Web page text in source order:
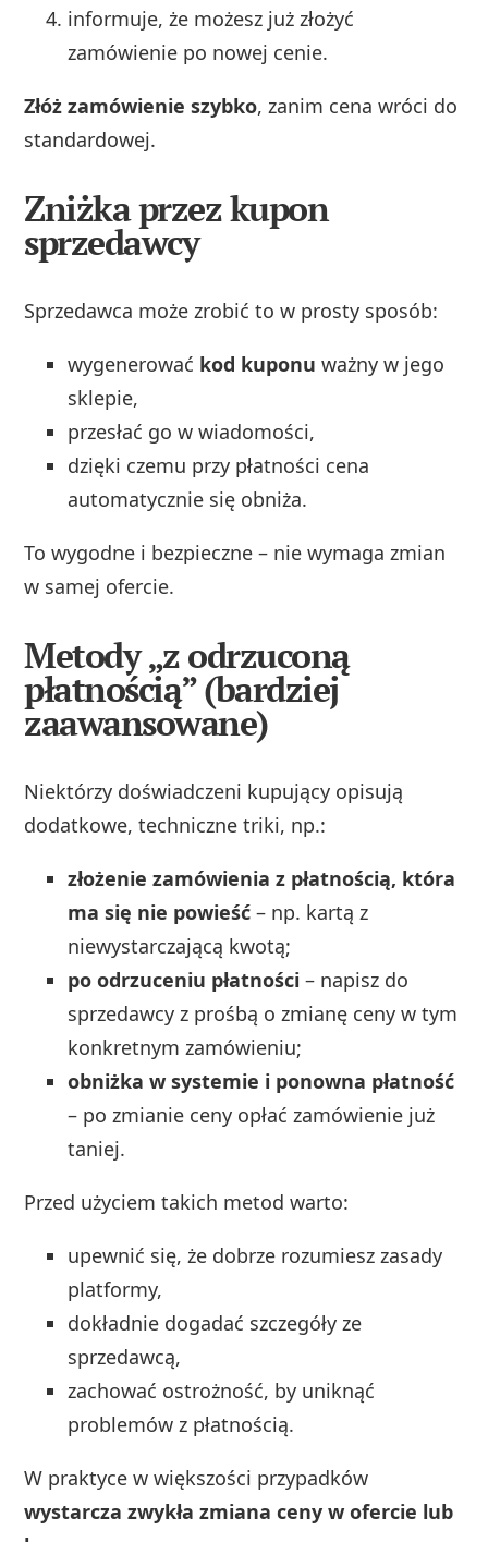
informuje, że możesz już złożyć
zamówienie po nowej cenie.
Złóż zamówienie szybko, zanim cena wróci do
standardowej.
Zniżka przez kupon
sprzedawcy
Sprzedawca może zrobić to w prosty sposób:
wygenerować kod kuponu ważny w jego
sklepie,
przesłać go w wiadomości,
dzięki czemu przy płatności cena
automatycznie się obniża.
To wygodne i bezpieczne – nie wymaga zmian
w samej ofercie.
Metody „z odrzuconą
płatnością” (bardziej
zaawansowane)
Niektórzy doświadczeni kupujący opisują
dodatkowe, techniczne triki, np.:
złożenie zamówienia z płatnością, która
ma się nie powieść – np. kartą z
niewystarczającą kwotą;
po odrzuceniu płatności – napisz do
sprzedawcy z prośbą o zmianę ceny w tym
konkretnym zamówieniu;
obniżka w systemie i ponowna płatność
– po zmianie ceny opłać zamówienie już
taniej.
Przed użyciem takich metod warto:
upewnić się, że dobrze rozumiesz zasady
platformy,
dokładnie dogadać szczegóły ze
sprzedawcą,
zachować ostrożność, by uniknąć
problemów z płatnością.
W praktyce w większości przypadków
wystarcza zwykła zmiana ceny w ofercie lub